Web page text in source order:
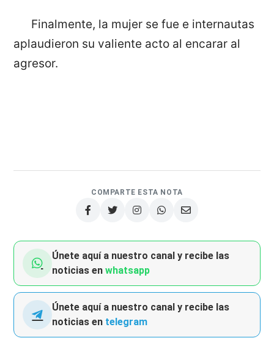
Finalmente, la mujer se fue e internautas
aplaudieron su valiente acto al encarar al
agresor.
COMPARTE ESTA NOTA
Únete aquí a nuestro canal y recibe las
noticias enwhatsapp
Únete aquí a nuestro canal y recibe las
noticias en telegram